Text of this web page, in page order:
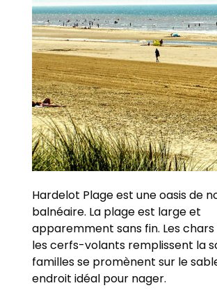
Hardelot Plage est une oasis de
balnéaire. La plage est large et
apparemment sans fin. Les
les cerfs-volants remplissent la
familles se promènent sur le
endroit idéal pour nager.